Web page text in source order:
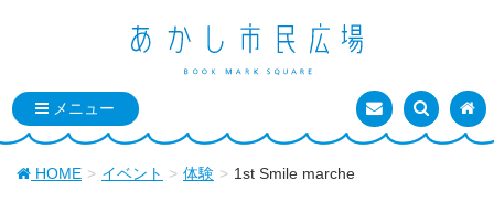
お問い合わせ
検索を表
ト
HOME イベント 体験 1st Smile marche